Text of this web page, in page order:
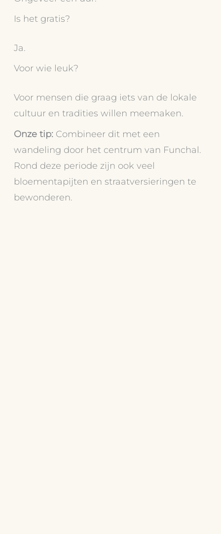
Is het gratis?
Ja.
Voor wie leuk?
Voor mensen die graag iets van de lokale
cultuur en tradities willen meemaken.
Onze tip: Combineer dit met een
wandeling door het centrum van Funchal.
Rond deze periode zijn ook veel
bloementapijten en straatversieringen te
bewonderen.